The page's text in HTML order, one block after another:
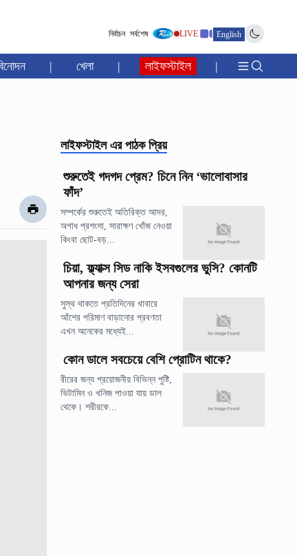
নির্বাচন সর্বশেষ LIVE English
| খেলা | লাইফস্টাইল |
লাইফস্টাইল এর পাঠক প্রিয়
শুরুতেই গদগদ প্রেম? চিনে নিন ‘ভালোবাসার
ফাঁদ’
সম্পর্কের শুরুতেই অতিরিক্ত আদর,
অগাধ প্রশংসা, সারাক্ষণ খোঁজ নেওয়া
কিংবা ছোট-বড়...
চিয়া, ফ্ল্যাক্স সিড নাকি ইসবগুলের ভুসি? কোনটি
আপনার জন্য সেরা
সুস্থ থাকতে প্রতিদিনের খাবারে
আঁশের পরিমাণ বাড়ানোর প্রবণতা
এখন অনেকের মধ্যেই...
কোন ডালে সবচেয়ে বেশি প্রোটিন থাকে?
রীরের জন্য প্রয়োজনীয় বিভিন্ন পুষ্টি,
ভিটামিন ও খনিজ পাওয়া যায় ডাল
থেকে। শরীরকে...